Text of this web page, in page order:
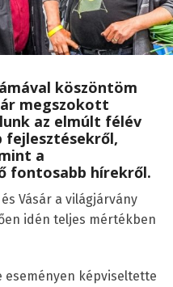
köszöntöm
megszokott
az elmúlt félév
fejlesztésekről,
a
fontosabb hírekről.
Vásár a világjárvány
idén teljes mértékben
eseményen képviseltette